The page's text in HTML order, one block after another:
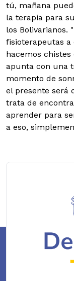
tú, mañana
la terapia para
los Bolivarianos.
fisioterapeutas
hacemos
apunta con una
momento de
el presente será
trata de
aprender para
a eso,